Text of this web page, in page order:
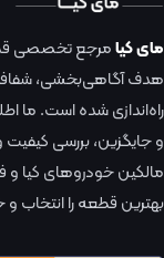
مای کیامرجع تخصصی
هدف آگاهی‌بخشی،
راه‌اندازی شده است. ما
و جایگزین، بررسی کیفیت
مالکین خودروهای کیا و
بهترین قطعه را انتخاب و